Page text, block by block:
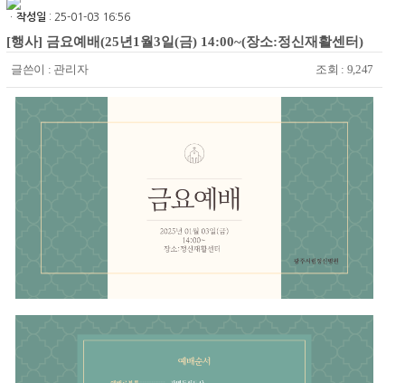
ㆍ 작성일 : 25-01-03 16:56
[행사] 금요예배(25년1월3일(금) 14:00~(장소:정신재활센터)
글쓴이 : 관리자 조회 : 9,247